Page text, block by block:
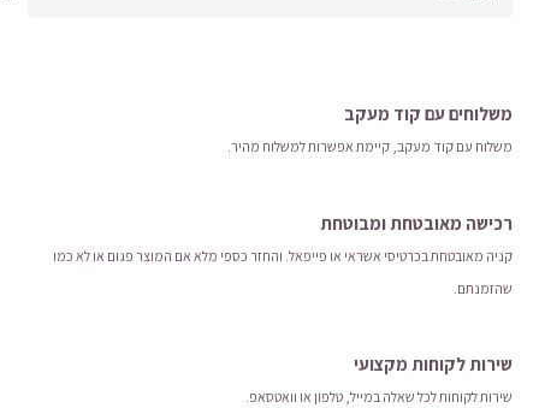
משלוחים עם קוד מעקב
משלוח​ עם קוד מעקב​​, קיימת אפשרות למשלוח מהיר​.
רכישה​ ​מאובטחת ומבוטחת
קניה מאובטחת בכרטיסי אשראי או פייפאל. והחזר כספי מלא אם המוצר פגום או לא כמו
שהזמנתם.
שירות לקוחות מקצועי
שירות לקוחות לכל שאלה במייל, טלפון או וואטסאפ.